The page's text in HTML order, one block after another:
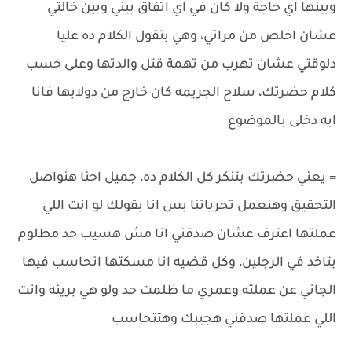
وبينها اي حاجة ولا كان في اي اتفاق بيني وبين خالتي
عشان اخلص من مراتي، وهي بتقول الكلام ده عليا
دلوقتي عشان تهرب من تهمة قتل والدتها وعلى حسب
كلام حضرتك، سلاح الجريمه كان خارج من دولابها فانا
ايه دخلى بالموضوع
= يعني حضرتك بتنكر كل الكلام ده، جميل احنا هنواصل
التحقيق وهنعمل تحرياتنا بس انا بقولك لو انت اللي
عملتها اعترف عشان صدقني انا مش هسيب حد مظلوم
يتاخد في الرجلين، وكل قضيه انا مسكتها اتحاسب فيها
الجاني عن عملته وعمري ما ظلمت حد ولو هي بريئه وانت
اللي عملتها صدقني هجيبك وهتتحاسب